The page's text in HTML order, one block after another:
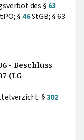
des § 63
§46StGB; § 63
- Beschluss
(LG
§302